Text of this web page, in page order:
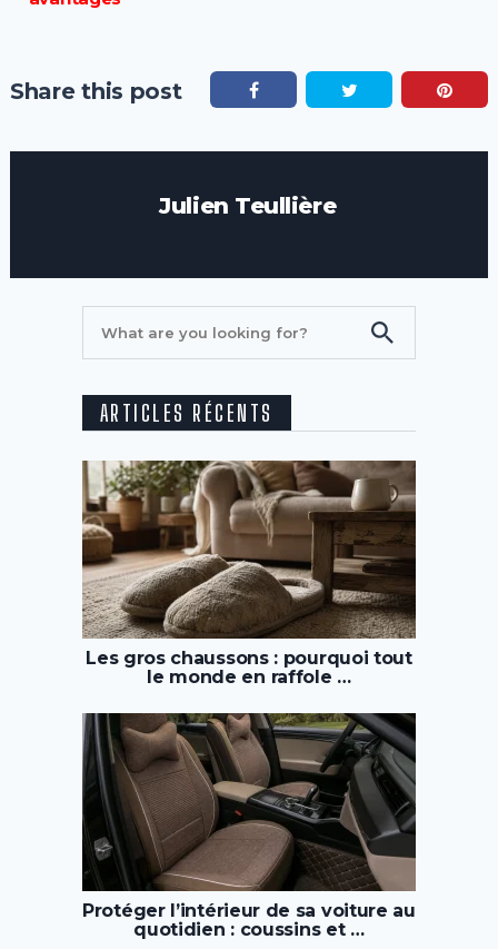
Share this post
Julien Teullière
ARTICLES RÉCENTS
Les gros chaussons : pourquoi tout
le monde en raffole …
Protéger l’intérieur de sa voiture au
quotidien : coussins et …